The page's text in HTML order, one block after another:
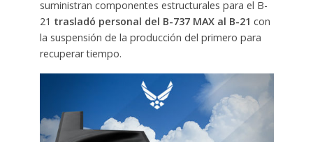
suministran componentes estructurales para el B-
21 trasladó personal del B-737 MAX al B-21 con
la suspensión de la producción del primero para
recuperar tiempo.